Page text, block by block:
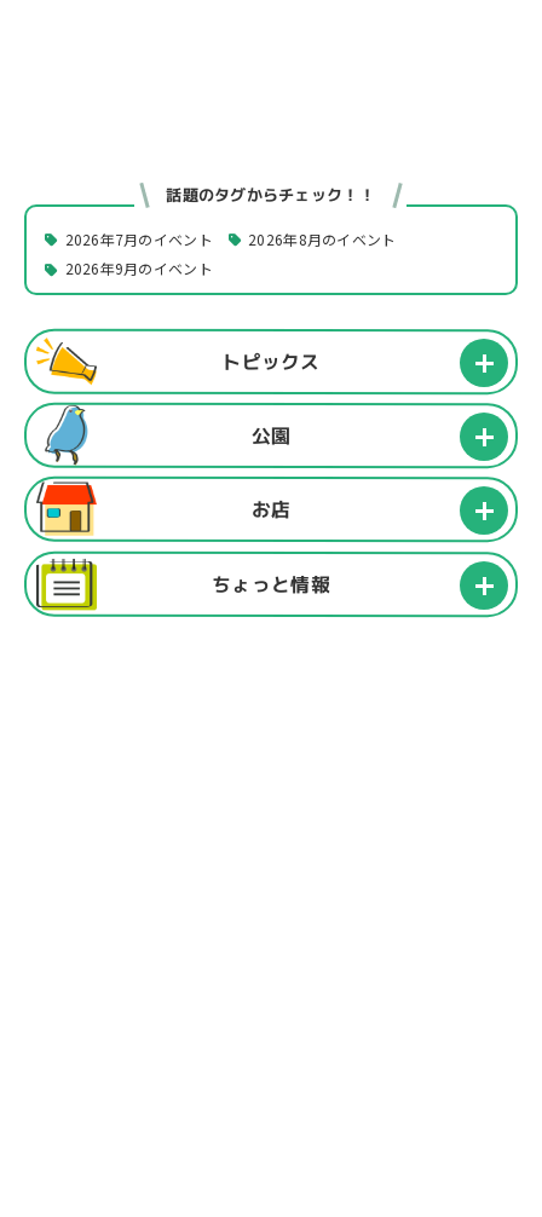
話題のタグからチェック！！
2026年7月のイベント
2026年8月のイベント
2026年9月のイベント
トピックス
公園
お店
ちょっと情報